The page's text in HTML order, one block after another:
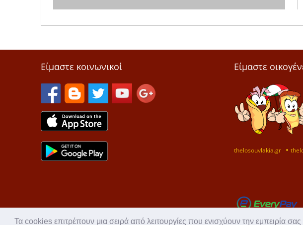
Τα cookies επιτρέπουν μια σειρά από λειτουργίες που ενισχύουν την εμπειρία
Είμαστε κοινωνικοί Είμαστε
thelosouvlakia.gr